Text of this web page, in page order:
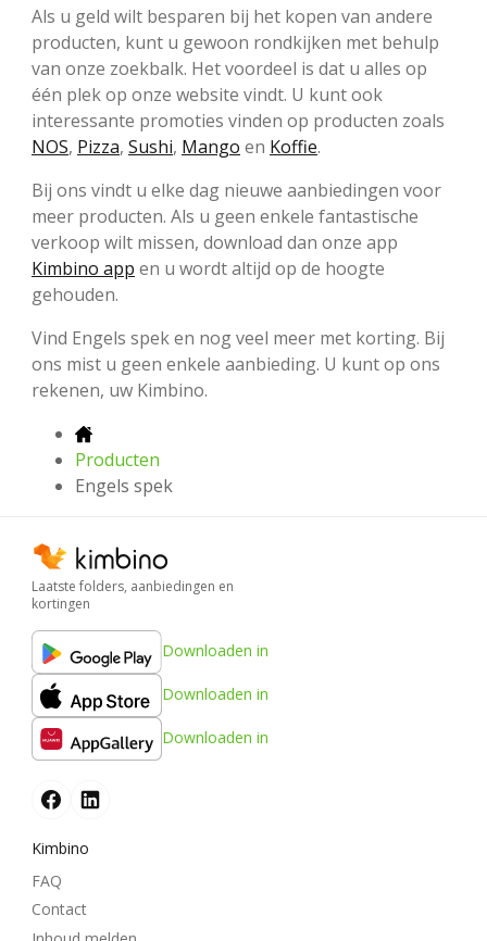
Als u geld wilt besparen bij het kopen van andere
producten, kunt u gewoon rondkijken met behulp
van onze zoekbalk. Het voordeel is dat u alles op
één plek op onze website vindt. U kunt ook
interessante promoties vinden op producten zoals
NOS, Pizza, Sushi, Mango en Koffie.
Bij ons vindt u elke dag nieuwe aanbiedingen voor
meer producten. Als u geen enkele fantastische
verkoop wilt missen, download dan onze app
Kimbino app en u wordt altijd op de hoogte
gehouden.
Vind Engels spek en nog veel meer met korting. Bij
ons mist u geen enkele aanbieding. U kunt op ons
rekenen, uw Kimbino.
Producten
Engels spek
Laatste folders, aanbiedingen en
kortingen
Downloaden in
Downloaden in
Downloaden in
Kimbino
FAQ
Contact